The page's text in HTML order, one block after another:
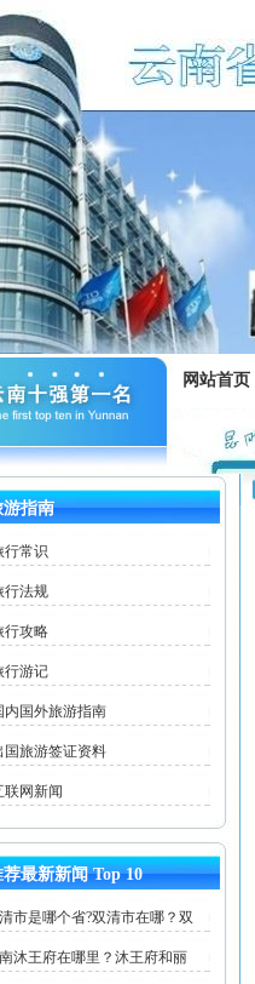
网站首页
游指南
行常识
行法规
行攻略
行游记
内国外旅游指南
国旅游签证资料
联网新闻
最新新闻 Top 10
市是哪个省?双清市在哪？双
沐王府在哪里？沐王府和丽